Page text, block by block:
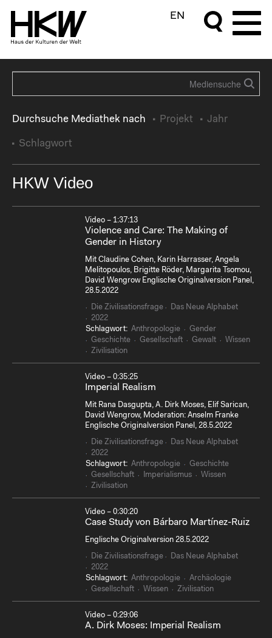
EN
Durchsuche Mediathek nach Projekt Jahr
Schlagwort
HKW Video
Video – 1:37:13
Violence and Care: The Making of
Gender in History
Mit Claudine Cohen, Karin Harrasser, Angela
Melitopoulos, Brigitte Röder, Margarita Tsomou,
David Wengrow Englische Originalversion Panel,
28.5.2022
Die Zivilisationsfrage
Das Neue Alphabet
2022
Schlagwort: Anthropologie
Gender
Geschichte
Gesellschaft Gewalt
Wissen
Zivilisation
Video – 0:35:25
Imperial Realism
Mit Rana Dasgupta, A. Dirk Moses, Elif Sarican,
David Wengrow, Moderation: Anselm Franke
Englische Originalversion Panel, 28.5.2022
Die Zivilisationsfrage
Das Neue Alphabet
2022
Schlagwort: Anthropologie
Geschichte
Gesellschaft
Imperialismus
Wissen
Zivilisation
Video – 0:30:20
Case Study von Bárbaro Martínez-Ruiz
Englische Originalversion 28.5.2022
Die Zivilisationsfrage
Das Neue Alphabet
2022
Schlagwort: Anthropologie
Archäologie
Gesellschaft
Wissen Zivilisation
Video – 0:29:06
A. Dirk Moses: Imperial Realism